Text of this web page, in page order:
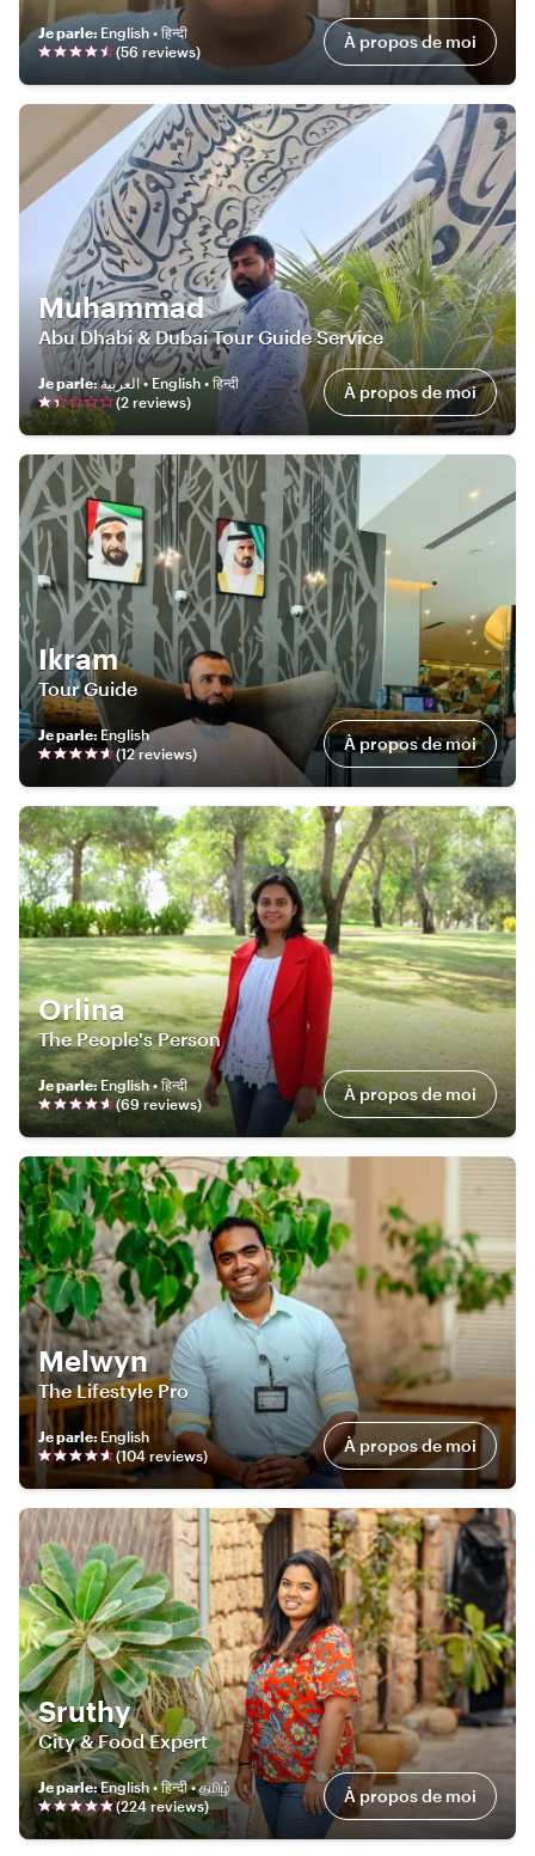
Je parle: English • हिन्दी
(56 reviews) À propos de moi
Muhammad
Abu Dhabi & Dubai Tour Guide Service
Je parle:
العربية • English • हिन्दी
(2 reviews) À propos de moi
Ikram
Tour Guide
Je parle: English
(12reviews) À propos de moi
Orlina
The People's Person
Je parle:English • हिन्दी
(69reviews) À propos de moi
Melwyn
The Lifestyle Pro
Je parle: English
(104 reviews) À propos de moi
Sruthy
City & Food Expert
Je parle:English • हिन्दी • தமிழ்
(224reviews) À propos de moi